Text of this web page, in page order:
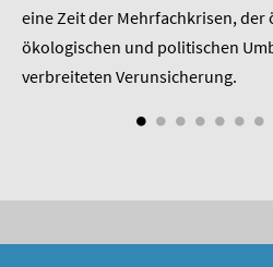
Über uns
Kontakt
eine Zeit der Mehrfachkrisen, der
ökologischen und politischen
verbreiteten Verunsicherung.